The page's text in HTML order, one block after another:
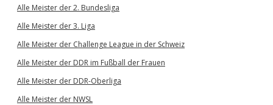
Alle Meister der 2. Bundesliga
Alle Meister der 3. Liga
Alle Meister der Challenge League in der Schweiz
Alle Meister der DDR im Fußball der Frauen
Alle Meister der DDR-Oberliga
Alle Meister der NWSL